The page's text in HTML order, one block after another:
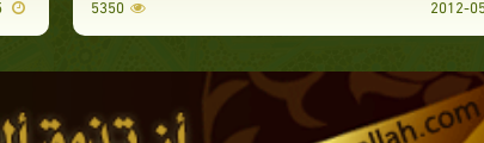
5350
2012-05-05